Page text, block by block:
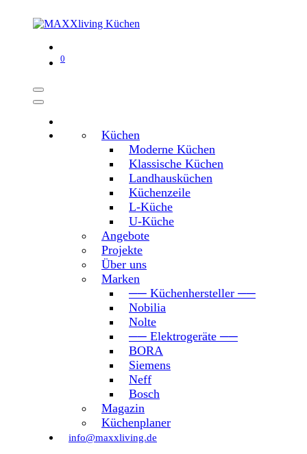
0
Küchen
Moderne Küchen
Klassische Küchen
Landhausküchen
Küchenzeile
L-Küche
U-Küche
Angebote
Projekte
Über uns
Marken
── Küchenhersteller ──
Nobilia
Nolte
── Elektrogeräte ──
BORA
Siemens
Neff
Bosch
Magazin
Küchenplaner
info@maxxliving.de